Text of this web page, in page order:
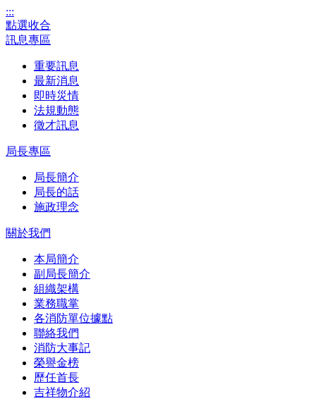
:::
點選收合
訊息專區
重要訊息
最新消息
即時災情
法規動態
徵才訊息
局長專區
局長簡介
局長的話
施政理念
關於我們
本局簡介
副局長簡介
組織架構
業務職掌
各消防單位據點
聯絡我們
消防大事記
榮譽金榜
歷任首長
吉祥物介紹